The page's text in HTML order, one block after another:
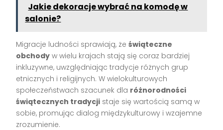
Jakie dekoracje wybrać na komodę w
salonie?
Migracje ludności sprawiają, żeświąteczne
obchody w wielu krajach stają się coraz bardziej
inkluzywne, uwzględniając tradycje różnych grup
etnicznych i religijnych. W wielokulturowych
społeczeństwach szacunek dla różnorodności
świątecznych tradycji staje się wartością samą w
sobie, promując dialog międzykulturowy i wzajemne
zrozumienie.